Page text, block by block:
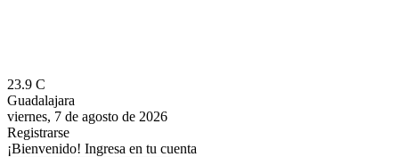
23.9 C
Guadalajara
viernes, 7 de agosto de 2026
Registrarse
¡Bienvenido! Ingresa en tu cuenta